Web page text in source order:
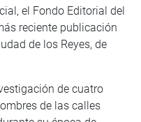
el Fondo Editorial del
reciente publicación
de los Reyes, de
de cuatro
de las calles